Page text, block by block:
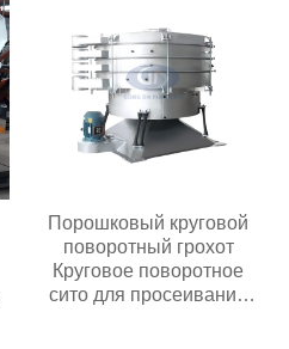
Порошковый круговой
поворотный грохот
Круговое поворотное
сито для просеивания